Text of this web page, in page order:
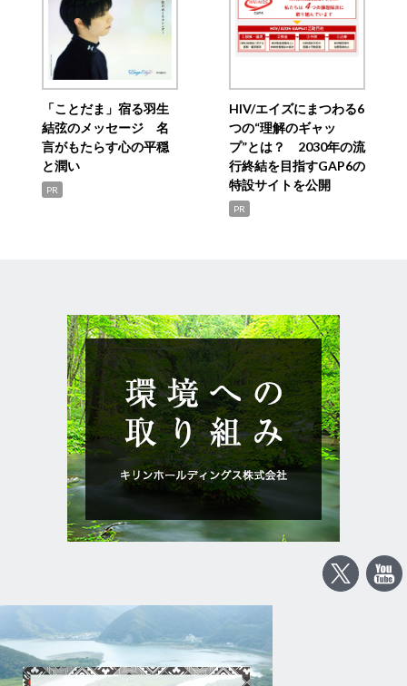
「ことだま」宿る羽生
結弦のメッセージ 名
言がもたらす心の平穏
と潤い
PR
HIV/エイズにまつわる6
つの“理解のギャッ
プ”とは？ 2030年の流
行終結を目指すGAP6の
特設サイトを公開
PR